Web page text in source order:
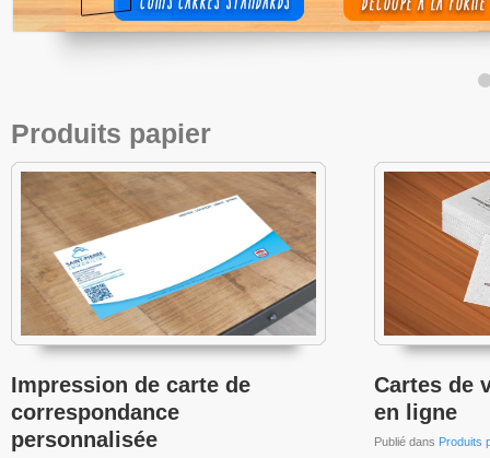
Produits papier
Impression de carte de
correspondance
personnalisée
Cartes de
en ligne
Publié dans Produits